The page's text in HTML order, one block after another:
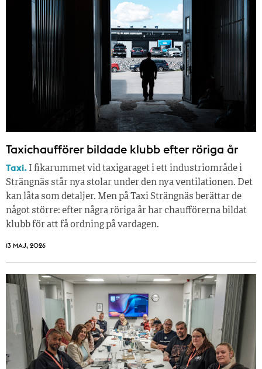
Taxichaufförer bildade klubb efter röriga år
Taxi. I fikarummet vid taxigaraget i ett industriområde i
Strängnäs står nya stolar under den nya ventilationen. Det
kan låta som detaljer. Men på Taxi Strängnäs berättar de
något större: efter några röriga år har chaufförerna bildat
klubb för att få ordning på vardagen.
13 MAJ, 2026